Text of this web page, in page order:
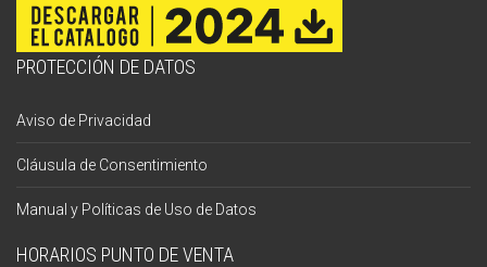
PROTECCIÓN DE DATOS
Aviso de Privacidad
Cláusula de Consentimiento
Manual y Políticas de Uso de Datos
HORARIOS PUNTO DE VENTA